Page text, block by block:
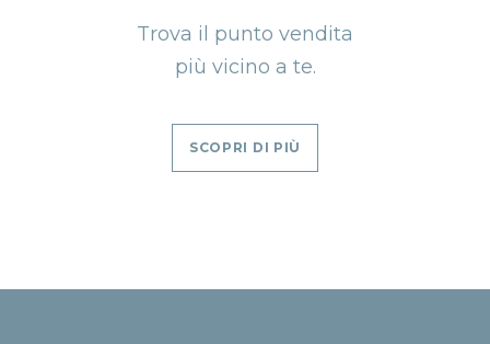
Trova il punto vendita
più vicino a te.
SCOPRI DI PIÙ